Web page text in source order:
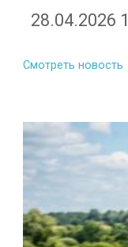
28.04.2026
Смотреть новость